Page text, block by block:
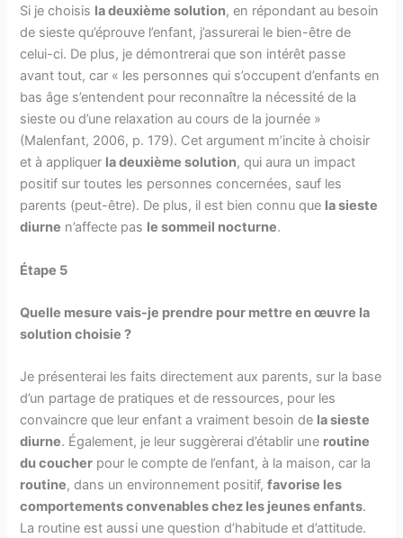
Si je choisis la deuxième solution, en répondant au besoin
de sieste qu’éprouve l’enfant, j’assurerai le bien-être de
celui-ci. De plus, je démontrerai que son intérêt passe
avant tout, car « les personnes qui s’occupent d’enfants en
bas âge s’entendent pour reconnaître la nécessité de la
sieste ou d’une relaxation au cours de la journée »
(Malenfant, 2006, p. 179). Cet argument m’incite à choisir
et à appliquer la deuxième solution, qui aura un impact
positif sur toutes les personnes concernées, sauf les
parents (peut-être). De plus, il est bien connu que la sieste
diurne n’affecte pas le sommeil nocturne.
Étape 5
Quelle mesure vais-je prendre pour mettre en œuvre la
solution choisie ?
Je présenterai les faits directement aux parents, sur la base
d’un partage de pratiques et de ressources, pour les
convaincre que leur enfant a vraiment besoin de la sieste
diurne. Également, je leur suggèrerai d’établir une routine
du coucher pour le compte de l’enfant, à la maison, car la
routine, dans un environnement positif,favorise les
comportements convenables chez les jeunes enfants.
La routine est aussi une question d’habitude et d’attitude.